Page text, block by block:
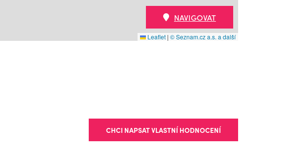
Leaflet | © Seznam.cz a.s. a další
NAVIGOVAT
CHCI NAPSAT VLASTNÍ HODNOCENÍ